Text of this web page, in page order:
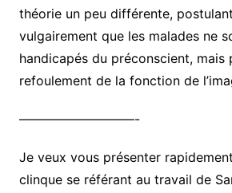
théorie un peu différente,
vulgairement que les malades ne
handicapés du préconscient, mais
refoulement de la fonction de
—————————-
Je veux vous présenter
clinque se référant au travail de